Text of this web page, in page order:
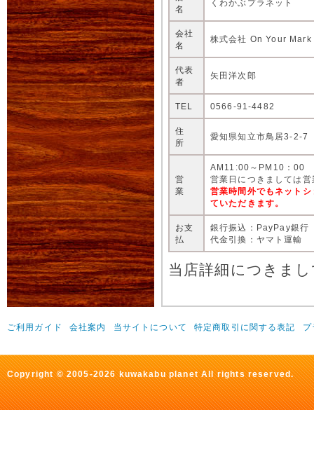
名
くわかぶプラネット
会社
名
株式会社 On Your Mark
代表
者
矢田洋次郎
TEL 0566-91-4482
住
所
愛知県知立市鳥居3-2-7
営
業
AM11:00～PM10：00
営業日につきましては
営業時間外でもネット
ていただきます。
お支
払
銀行振込：PayPay銀行
代金引換：ヤマト運輸
当店詳細につきま
ご利用ガイド 会社案内 当サイトについて 特定商取引に関する表記 プ
Copyright © 2005-2026 kuwakabu planet All rights reserved.